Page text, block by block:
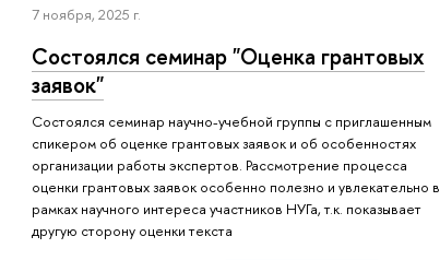
7 ноября, 2025 г.
Состоялся семинар "Оценка грантовых
заявок"
Состоялся семинар научно-учебной группы с приглашенным
спикером об оценке грантовых заявок и об особенностях
организации работы экспертов. Рассмотрение процесса
оценки грантовых заявок особенно полезно и увлекательно в
рамках научного интереса участников НУГа, т.к. показывает
другую сторону оценки текста